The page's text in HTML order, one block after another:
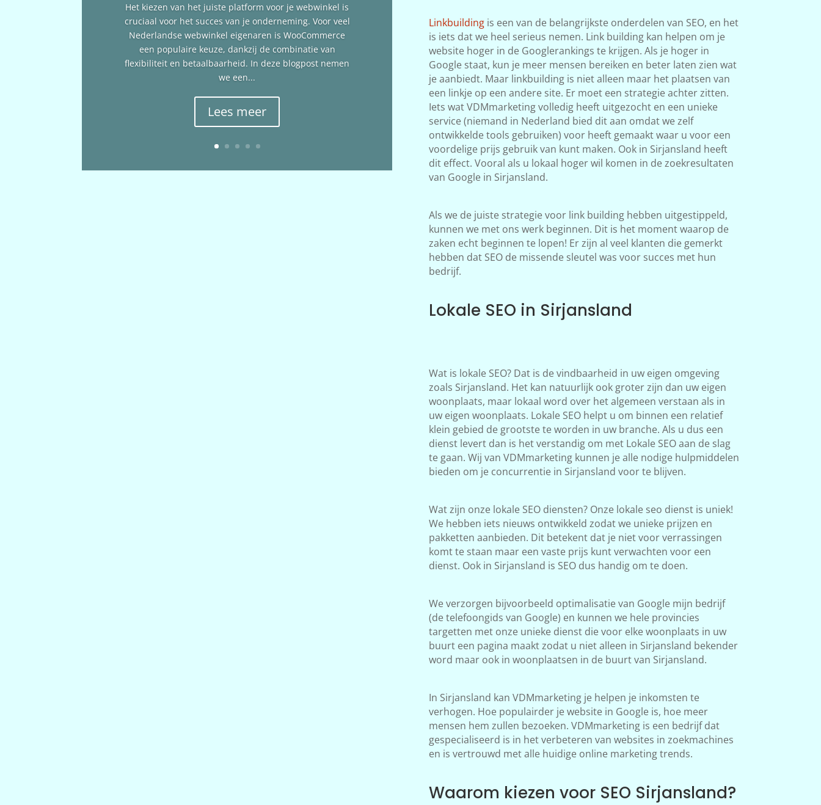
Het kiezen van het juiste platform voor je webwinkel is
cruciaal voor het succes van je onderneming. Voor veel
Nederlandse webwinkel eigenaren is WooCommerce
een populaire keuze, dankzij de combinatie van
flexibiliteit en betaalbaarheid. In deze blogpost nemen
we een...
Lees meer
Linkbuildingis een van de belangrijkste onderdelen van SEO, en het
is iets dat we heel serieus nemen. Link building kan helpen om je
website hoger in de Googlerankings te krijgen. Als je hoger in
Google staat, kun je meer mensen bereiken en beter laten zien wat
je aanbiedt. Maar linkbuilding is niet alleen maar het plaatsen van
een linkje op een andere site. Er moet een strategie achter zitten.
Iets wat VDMmarketing volledig heeft uitgezocht en een unieke
service (niemand in Nederland bied dit aan omdat we zelf
ontwikkelde tools gebruiken) voor heeft gemaakt waar u voor een
voordelige prijs gebruik van kunt maken. Ook in Sirjansland heeft
dit effect. Vooral als u lokaal hoger wil komen in de zoekresultaten
van Google in Sirjansland.
Als we de juiste strategie voor link building hebben uitgestippeld,
kunnen we met ons werk beginnen. Dit is het moment waarop de
zaken echt beginnen te lopen! Er zijn al veel klanten die gemerkt
hebben dat SEO de missende sleutel was voor succes met hun
bedrijf.
Lokale SEO in Sirjansland
Wat is lokale SEO? Dat is de vindbaarheid in uw eigen omgeving
zoals Sirjansland. Het kan natuurlijk ook groter zijn dan uw eigen
woonplaats, maar lokaal word over het algemeen verstaan als in
uw eigen woonplaats. Lokale SEO helpt u om binnen een relatief
klein gebied de grootste te worden in uw branche. Als u dus een
dienst levert dan is het verstandig om met Lokale SEO aan de slag
te gaan. Wij van VDMmarketing kunnen je alle nodige hulpmiddelen
bieden om je concurrentie in Sirjansland voor te blijven.
Wat zijn onze lokale SEO diensten? Onze lokale seo dienst is uniek!
We hebben iets nieuws ontwikkeld zodat we unieke prijzen en
pakketten aanbieden. Dit betekent dat je niet voor verrassingen
komt te staan maar een vaste prijs kunt verwachten voor een
dienst. Ook in Sirjansland is SEO dus handig om te doen.
We verzorgen bijvoorbeeld optimalisatie van Google mijn bedrijf
(de telefoongids van Google) en kunnen we hele provincies
targetten met onze unieke dienst die voor elke woonplaats in uw
buurt een pagina maakt zodat u niet alleen in Sirjansland bekender
word maar ook in woonplaatsen in de buurt van Sirjansland.
In Sirjansland kan VDMmarketing je helpen je inkomsten te
verhogen. Hoe populairder je website in Google is, hoe meer
mensen hem zullen bezoeken. VDMmarketing is een bedrijf dat
gespecialiseerd is in het verbeteren van websites in zoekmachines
en is vertrouwd met alle huidige online marketing trends.
Waarom kiezen voor SEO Sirjansland?